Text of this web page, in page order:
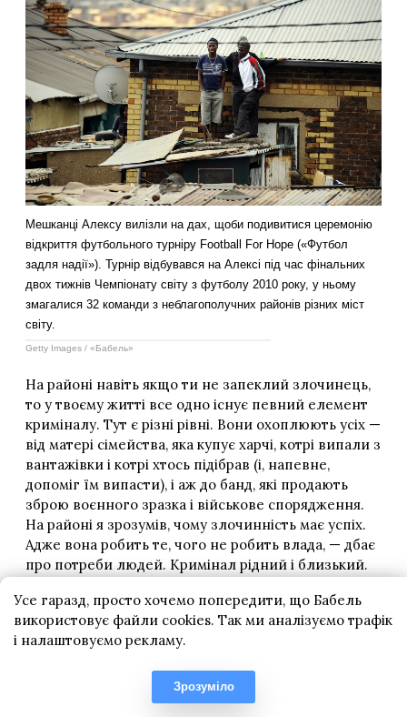
Усе гаразд, просто хочемо попередити, що Бабель
використовує файли cookies. Так ми аналізуємо трафік
і налаштовуємо рекламу.
Зрозуміло